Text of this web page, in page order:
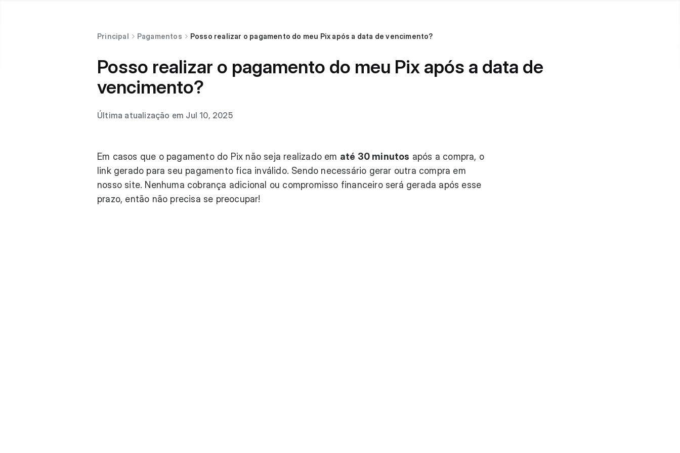
Principal Pagamentos Posso realizar o pagamento do meu Pix após a data de vencimento?
Posso realizar o pagamento do meu Pix após a data de
vencimento?
Última atualização em Jul 10, 2025
Em casos que o pagamento do Pix não seja realizado em até 30 minutos após a compra, o
link gerado para seu pagamento fica inválido. Sendo necessário gerar outra compra em
nosso site. Nenhuma cobrança adicional ou compromisso financeiro será gerada após esse
prazo, então não precisa se preocupar!